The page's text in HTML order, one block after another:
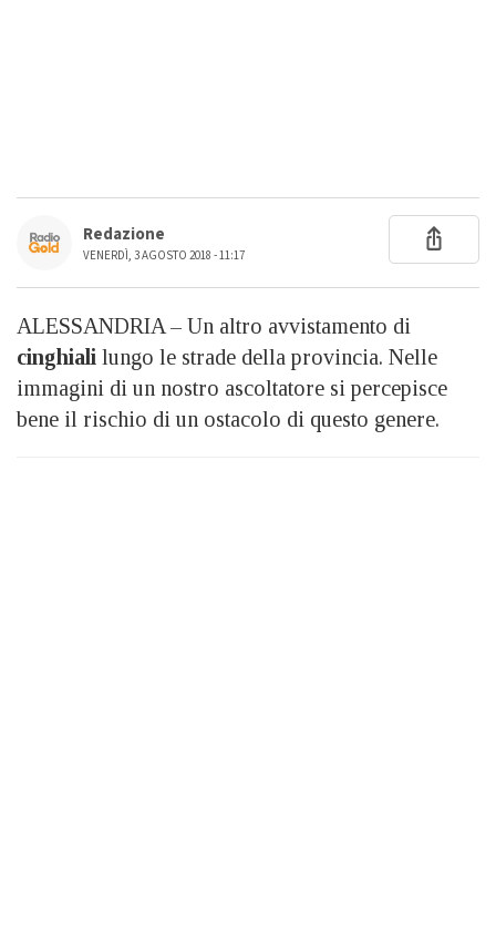
Redazione
VENERDÌ, 3 AGOSTO 2018 - 11:17
ALESSANDRIA – Un altro avvistamento di
cinghiali lungo le strade della provincia. Nelle
immagini di un nostro ascoltatore si percepisce
bene il rischio di un ostacolo di questo genere.